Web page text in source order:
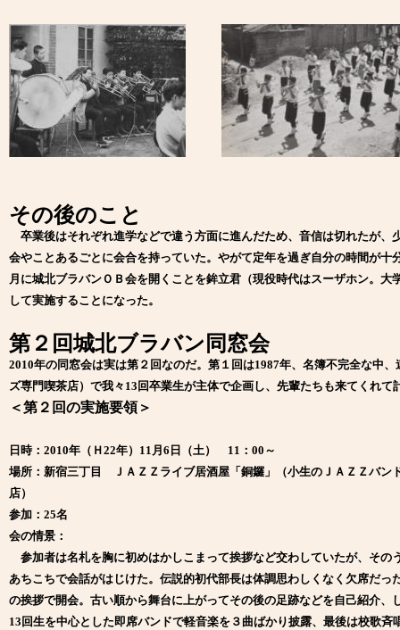
その後のこと
卒業後はそれぞれ進学などで違う方面に進んだため、音信は切れたが、
会やことあるごとに会合を持っていた。やがて定年を過ぎ自分の時間が
月に城北ブラバンＯＢ会を開くことを鉾立君（現役時代はスーザホン。
して実施することになった。
第２回城北ブラバン同窓会
2010年の同窓会は実は第２回なのだ。第１回は1987年、名簿不完全な中
ズ専門喫茶店）で我々13回卒業生が主体で企画し、先輩たちも来てくれ
＜第２回の実施要領＞
日時：2010年（Ｈ22年）11月6日（土） 11：00～
場所：新宿三丁目 ＪＡＺＺライブ居酒屋「銅鑼」（小生のＪＡＺＺバン
店）
参加：25名
会の情景：
参加者は名札を胸に初めはかしこまって挨拶など交わしていたが、その
あちこちで会話がはじけた。伝説的初代部長は体調思わしくなく欠席だ
の挨拶で開会。古い順から舞台に上がってその後の足跡などを自己紹介
13回生を中心とした即席バンドで軽音楽を３曲ばかり披露、最後は校歌